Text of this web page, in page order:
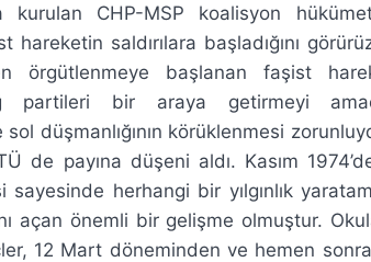
kurulan CHP-MSP koalisyon
hareketin saldırılara başladığını
örgütlenmeye başlanan faşist
partileri bir araya getirmeyi
düşmanlığının körüklenmesi
de payına düşeni aldı. Kasım
sayesinde herhangi bir yılgınlık
açan önemli bir gelişme olmuştur.
12 Mart döneminden ve hemen